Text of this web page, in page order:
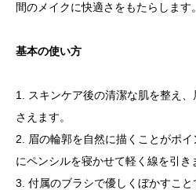
間のメイクに快適さをもたらします。
基本の使い方
1. スキンケア後の清潔な肌を整え
さえます。
2. 眉の輪郭を自然に描くことがポ
にペンシルを寝かせて軽く線を引き
3. 付属のブラシで優しくぼかすこ